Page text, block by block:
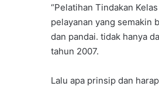
“Pelatihan Tindakan
pelayanan yang semakin
dan pandai. tidak hanya
tahun 2007.
Lalu apa prinsip dan